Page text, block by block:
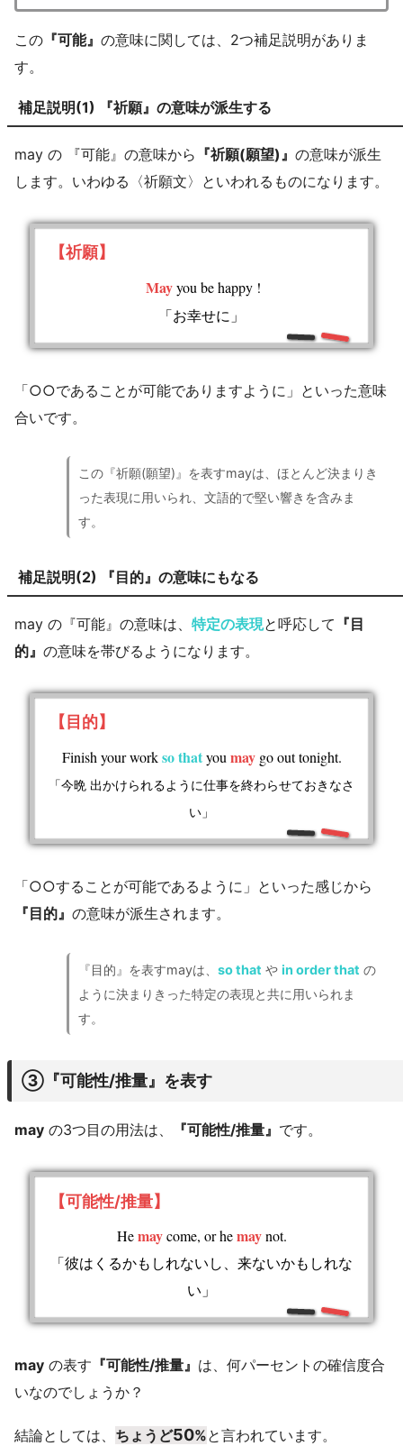
この 『可能』 の意味に関しては、2つ補足説明がありま
す。
補足説明(1) 『祈願』の意味が派生する
may の 『可能』の意味から 『祈願(願望)』 の意味が派生
します。いわゆる〈祈願文〉といわれるものになります。
【祈願】
Mayyou be happy !
「お幸せに」
「○○であることが可能でありますように」といった意味
合いです。
この『祈願(願望)』を表すmayは、ほとんど決まりき
った表現に用いられ、文語的で堅い響きを含みま
す。
補足説明(2) 『目的』の意味にもなる
may の『可能』の意味は、 特定の表現と呼応して 『目
的』 の意味を帯びるようになります。
【目的】
Finish your workso thatyou maygo out tonight.
「今晩 出かけられるように仕事を終わらせておきなさ
い」
「○○することが可能であるように」といった感じから
『目的』 の意味が派生されます。
『目的』を表すmayは、 so that や in order that の
ように決まりきった特定の表現と共に用いられま
す。
③『可能性/推量』を表す
may の3つ目の用法は、 『可能性/推量』 です。
【可能性/推量】
Hemaycome, or hemaynot.
「彼はくるかもしれないし、来ないかもしれな
い」
may の表す 『可能性/推量』 は、何パーセントの確信度合
いなのでしょうか？
結論としては、 ちょうど50%と言われています。